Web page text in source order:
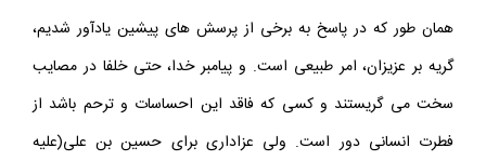
همان طور كه در پاسخ به برخى از پرسش هاى پيشين يادآور شديم،
گريه بر عزيزان، امر طبيعى است. و پيامبر خدا، حتى خلفا در مصايب
سخت مى گريستند و كسى كه فاقد اين احساسات و ترحم باشد از
فطرت انسانى دور است. ولى عزادارى براى حسين بن على(عليه